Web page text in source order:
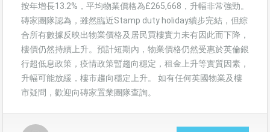
按年增長13.2%，平均物業價格為£265,668，升幅非常強勁。
磚家團隊認為，雖然臨近Stamp duty holiday續步完結，但綜
合所有數據反映出物業價格及居民買樓實力未有因此而下降，
樓價仍然持續上升。預計短期內，物業價格仍然受惠於英倫銀
行超低息政策，疫情政策暫趨向穩定，租金上升等實質因素，
升幅可能放緩，樓市趨向穩定上升。 如有任何英國物業及樓
市疑問，歡迎向磚家置業團隊查詢。